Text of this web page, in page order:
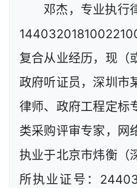
邓杰，专业执行
复合从业经历，现（
政府听证员，深圳市
律师、政府工程定标
类采购评审专家，网
执业于北京市炜衡（
所执业证号：